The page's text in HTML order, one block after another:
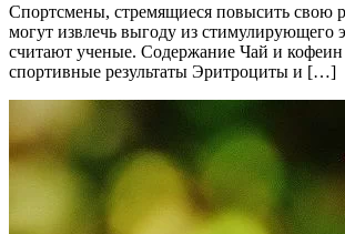
Спортсмены, стремящиеся повысить свою
могут извлечь выгоду из стимулирующего
считают ученые. Содержание Чай и
спортивные результаты Эритроциты и […]